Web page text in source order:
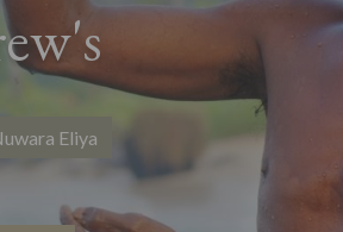
Eliya